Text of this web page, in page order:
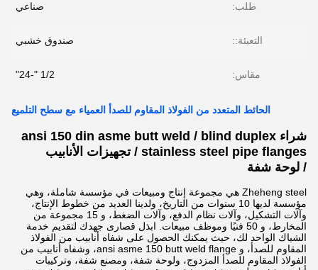
طلب: صناعي
التعبئة:: صندوق خشبي
مقاس: 1/2 "-24"
الحائط المتعدد من الفولاذ المقاوم للصدأ العمياء مع سطح التلميع
شراء ansi 150 din asme butt weld / blind duplex
stainless steel pipe flanges / تجهيزات الأنابيب
/ لوحة شفة
Zheheng steel هي مجموعة إنتاج ومبيعات في مؤسسة شاملة، وهي
مؤسسة لديها 10 سنوات من التاريخ، ولدينا العديد من خطوط الإنتاج،
وآلات التشكيل، وآلات نظام الدفع، وآلات الضغط، و 15 مجموعة من
المخارط، و 50 فنيًا وموظف مبيعات. ابذل قصارى جهدك لتقديم خدمة
الشباك الواحد لك، حيث يمكنك الحصول على شفاه أنابيب من الفولاذ
المقاوم للصدأ، و ansi asme 150 butt weld flange، وشفاه أنابيب من
الفولاذ المقاوم للصدأ المزدوج، ولوحة شفة، ومصنع شفة، وتركيبات